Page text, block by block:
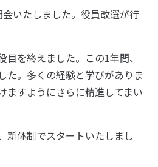
いたしました。役員改選が行
目を終えました。この1年間、
た。多くの経験と学びがありま
ますようにさらに精進してまい
新体制でスタートいたしまし